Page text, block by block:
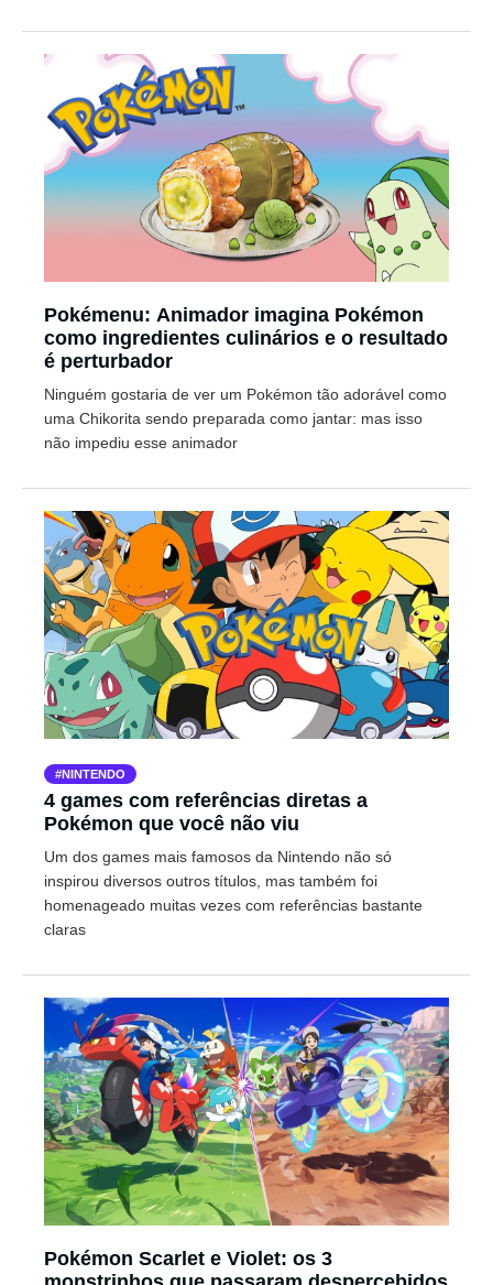
Pokémenu: Animador imagina Pokémon
como ingredientes culinários e o resultado
é perturbador
Ninguém gostaria de ver um Pokémon tão adorável como
uma Chikorita sendo preparada como jantar: mas isso
não impediu esse animador
NINTENDO
4 games com referências diretas a
Pokémon que você não viu
Um dos games mais famosos da Nintendo não só
inspirou diversos outros títulos, mas também foi
homenageado muitas vezes com referências bastante
claras
Pokémon Scarlet e Violet: os 3